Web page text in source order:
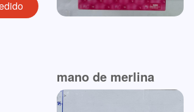
mano de merlina